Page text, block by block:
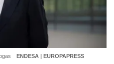
ENDESA | EUROPAPRESS